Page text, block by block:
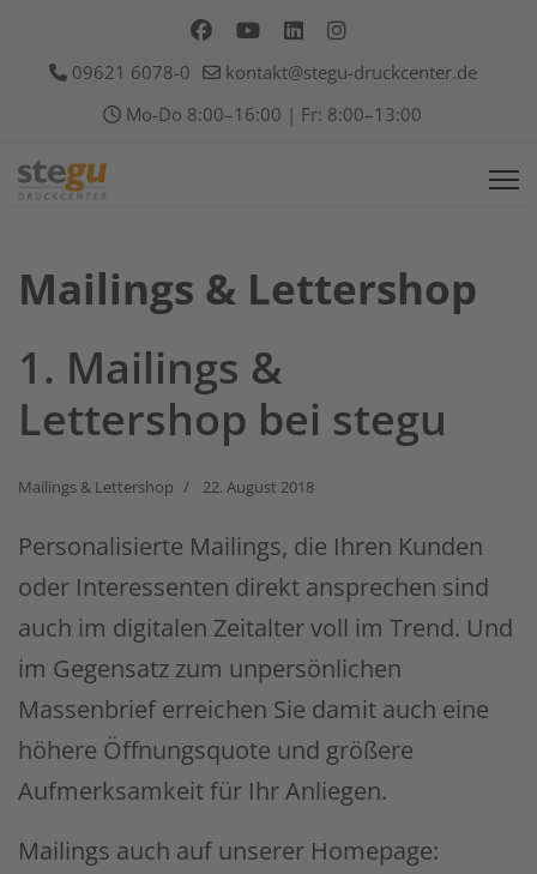
09621 6078-0
kontakt@stegu-druckcenter.de
Mo-Do 8:00–16:00 | Fr: 8:00–13:00
Mailings & Lettershop
1. Mailings &
Lettershop bei stegu
Mailings & Lettershop 22. August 2018
Personalisierte Mailings, die Ihren Kunden
oder Interessenten direkt ansprechen sind
auch im digitalen Zeitalter voll im Trend. Und
im Gegensatz zum unpersönlichen
Massenbrief erreichen Sie damit auch eine
höhere Öffnungsquote und größere
Aufmerksamkeit für Ihr Anliegen.
Mailings auch auf unserer Homepage: